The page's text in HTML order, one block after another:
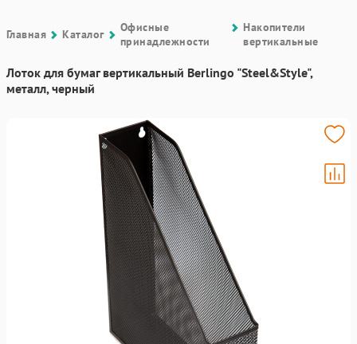
Главная Каталог
Офисные
принадлежности
Накопители
вертикальные
Лоток для бумаг вертикальный Berlingo "Steel&Style",
металл, черный